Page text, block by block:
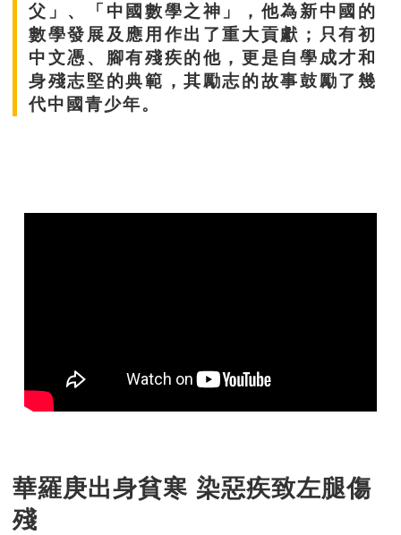
父」、「中國數學之神」，他為新中國的
數學發展及應用作出了重大貢獻；只有初
中文憑、腳有殘疾的他，更是自學成才和
身殘志堅的典範，其勵志的故事鼓勵了幾
代中國青少年。
華羅庚出身貧寒 染惡疾致左腿傷
殘